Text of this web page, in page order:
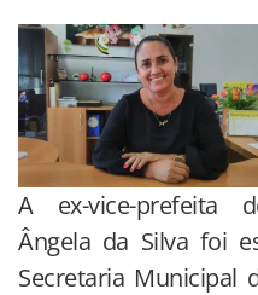
A ex-vice-prefeita
Ângela da Silva foi
Secretaria Municipal